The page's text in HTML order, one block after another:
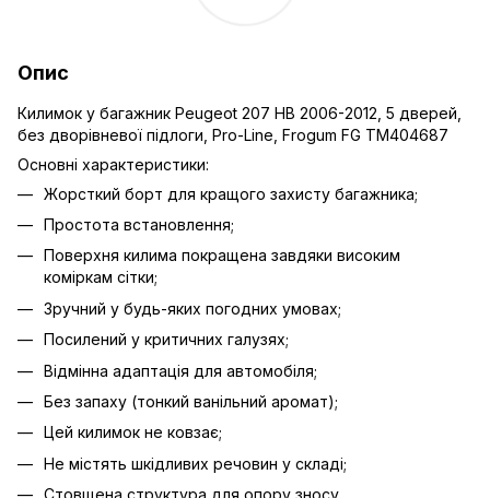
Опис
Килимок у багажник Peugeot 207 HB 2006-2012, 5 дверей,
без дворівневої підлоги, Pro-Line, Frogum FG TM404687
Основні характеристики:
Жорсткий борт для кращого захисту багажника;
Простота встановлення;
Поверхня килима покращена завдяки високим
коміркам сітки;
Зручний у будь-яких погодних умовах;
Посилений у критичних галузях;
Відмінна адаптація для автомобіля;
Без запаху (тонкий ванільний аромат);
Цей килимок не ковзає;
Не містять шкідливих речовин у складі;